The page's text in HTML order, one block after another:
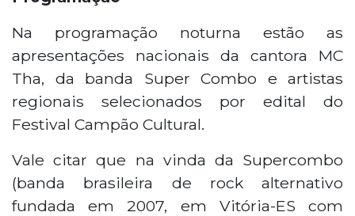
Na programação noturna estão as
apresentações nacionais da cantora MC
Tha, da banda Super Combo e artistas
regionais selecionados por edital do
Festival Campão Cultural.
Vale citar que na vinda da Supercombo
(banda brasileira de rock alternativo
fundada em 2007, em Vitória-ES com